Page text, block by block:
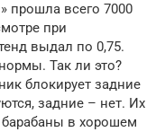
прошла всего 7000
при
выдал по 0,75.
Так ли это?
блокирует задние
задние – нет. Их
в хорошем